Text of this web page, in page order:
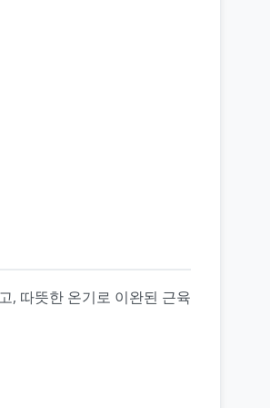
, 따뜻한 온기로 이완된 근육